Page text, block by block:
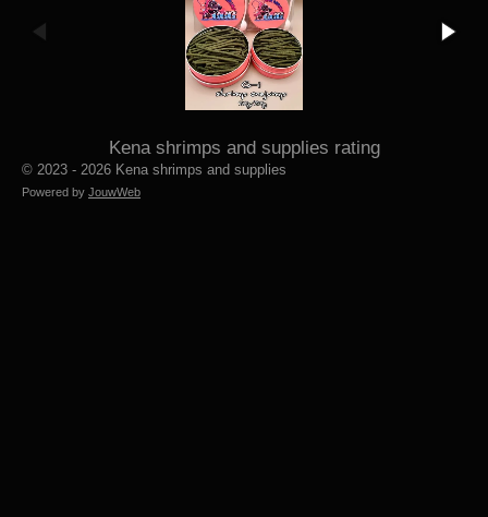
Kena shrimps and supplies rating
© 2023 - 2026 Kena shrimps and supplies
Powered by JouwWeb